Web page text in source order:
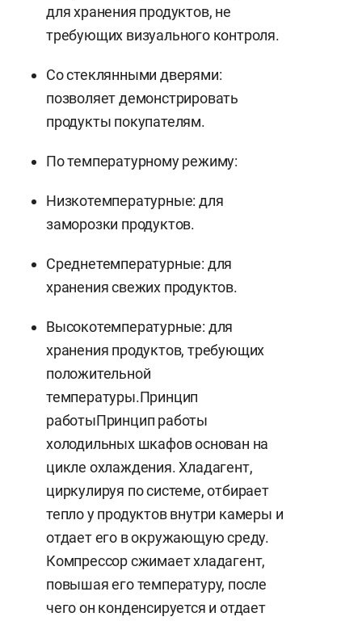
для хранения продуктов, не
требующих визуального контроля.
Со стеклянными дверями:
позволяет демонстрировать
продукты покупателям.
По температурному режиму:
Низкотемпературные: для
заморозки продуктов.
Среднетемпературные: для
хранения свежих продуктов.
Высокотемпературные: для
хранения продуктов, требующих
положительной
температуры.Принцип
работыПринцип работы
холодильных шкафов основан на
цикле охлаждения. Хладагент,
циркулируя по системе, отбирает
тепло у продуктов внутри камеры и
отдает его в окружающую среду.
Компрессор сжимает хладагент,
повышая его температуру, после
чего он конденсируется и отдает